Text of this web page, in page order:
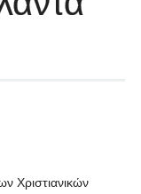
Χριστιανικών